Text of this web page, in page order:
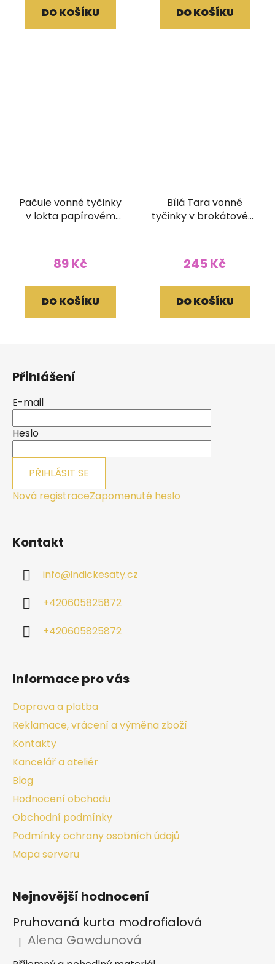
DO KOŠÍKU DO KOŠÍKU
Pačule vonné tyčinky
v lokta papírovém
89 Kč
DO KOŠÍKU
Bílá Tara vonné
tyčinky v brokátovém
245 Kč
DO KOŠÍKU
Přihlášení
E-mail
Heslo
PŘIHLÁSIT SE
Nová registraceZapomenuté heslo
Kontakt
info@indickesaty.cz
+420605825872
+420605825872
Informace pro vás
Doprava a platba
Reklamace, vrácení a výměna zboží
Kontakty
Kancelář a ateliér
Blog
Hodnocení obchodu
Obchodní podmínky
Podmínky ochrany osobních údajů
Mapa serveru
Nejnovější hodnocení
Pruhovaná kurta modrofialová
Hodnocení produktu je 5 z 5 hvězdiček.
| Alena Gawdunová